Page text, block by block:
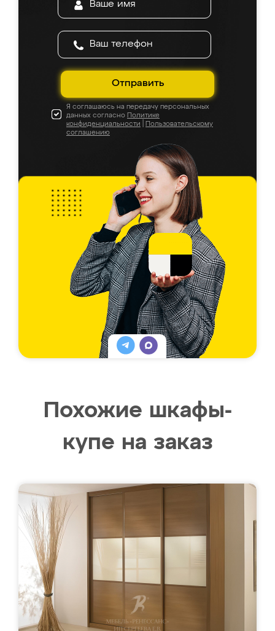
Отправить
Я соглашаюсь на передачу персональных
данных согласно Политике
конфиденциальности
Пользовательскому
соглашению
Похожие шкафы-
купе на заказ